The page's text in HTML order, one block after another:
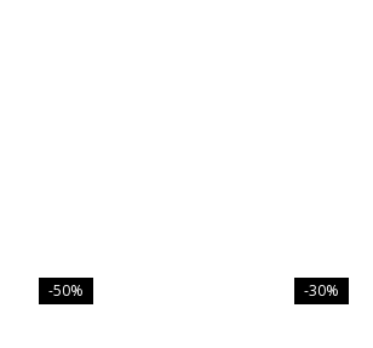
-50% -30%